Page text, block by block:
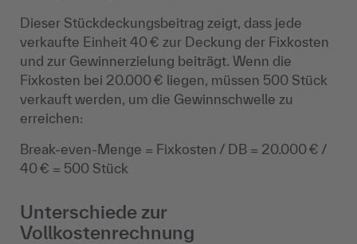
Dieser Stückdeckungsbeitrag zeigt, dass jede
verkaufte Einheit 40 € zur Deckung der Fixkosten
und zur Gewinnerzielung beiträgt. Wenn die
Fixkosten bei 20.000 € liegen, müssen 500 Stück
verkauft werden, um die Gewinnschwelle zu
erreichen:
Break-even-Menge = Fixkosten / DB = 20.000 € /
40 € = 500 Stück
Unterschiede zur
Vollkostenrechnung